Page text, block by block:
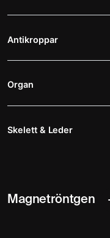
Antikroppar
Organ
Skelett & Leder
Magnetröntgen